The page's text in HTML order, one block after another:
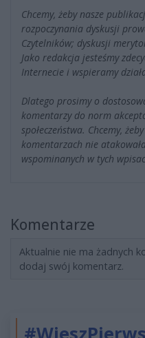
Chcemy, żeby nasze
rozpoczynania dyskusji
Czytelników; dyskusji
Jako redakcja jesteśmy
Internecie i wspieramy
Dlatego prosimy o
komentarzy do norm
społeczeństwa. Chcemy,
komentarzach nie
wspominanych w tych
Komentarze
Aktualnie nie ma żadnych
dodaj swój komentarz.